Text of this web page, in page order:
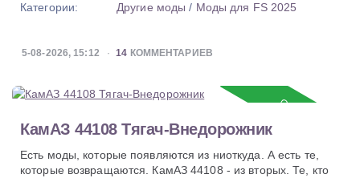
Категории:
Другие моды / Моды для FS 2025
5-08-2026, 15:12 14 КОММЕНТАРИЕВ
КамАЗ 44108 Тягач-Внедорожник
Есть моды, которые появляются из ниоткуда. А есть те,
которые возвращаются. КамАЗ 44108 - из вторых. Те, кто